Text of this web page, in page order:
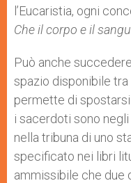
l’Eucaristia, ogni
Che il corpo e il
Può anche
spazio disponibile
permette di
i sacerdoti sono
nella tribuna di uno
specificato nei libri
ammissibile che due